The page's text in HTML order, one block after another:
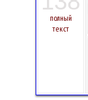
полный
текст